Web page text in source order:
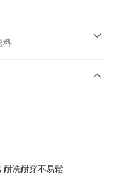
料
耐洗耐穿不易鬆